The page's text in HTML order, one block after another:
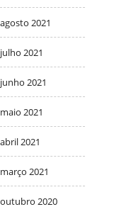
agosto 2021
julho 2021
junho 2021
maio 2021
abril 2021
março 2021
outubro 2020